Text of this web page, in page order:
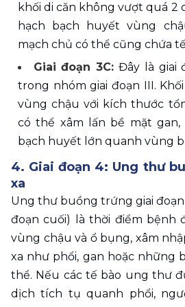
khối di căn không vượt quá 2
hạch bạch huyết vùng
mạch chủ có thể cũng chứa
Giai đoạn 3C: Đây là giai
trong nhóm giai đoạn III.
vùng chậu với kích thước
có thể xâm lấn bề mặt gan,
bạch huyết lớn quanh vùng
4. Giai đoạn 4: Ung thư
xa
Ung thư buồng trứng giai đoạn
đoạn cuối) là thời điểm bệnh
vùng chậu và ổ bụng, xâm
xa như phổi, gan hoặc những
thể. Nếu các tế bào ung thư
dịch tích tụ quanh phổi,